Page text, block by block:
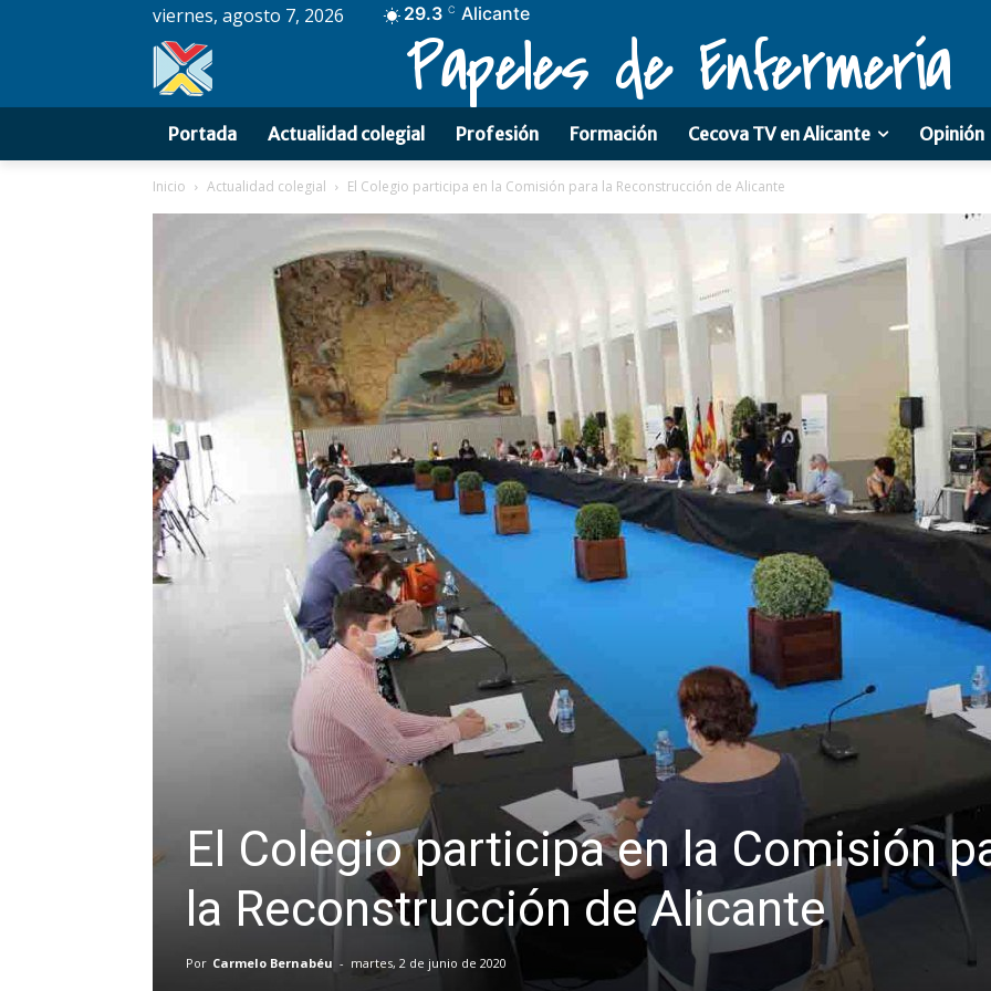
viernes, agosto 7, 2026 29.3 C Alicante
Papeles de Enfermería
Portada Actualidad colegial Profesión Formación Cecova TV en Alicante Opinión
Inicio Actualidad colegial El Colegio participa en la Comisión para la Reconstrucción de Alicante
El Colegio participa en la Comisión
la Reconstrucción de Alicante
Por Carmelo Bernabéu - martes, 2 de junio de 2020